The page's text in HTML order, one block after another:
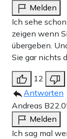
Melden
Ich sehe
zeigen wenn
übergeben.
Sie gar nichts
12
Antworten
Andreas B
Melden
Ich sag mal